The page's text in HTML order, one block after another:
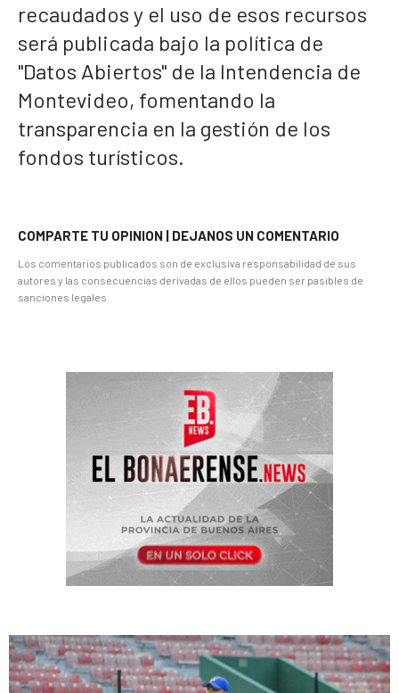
recaudados y el uso de esos recursos
será publicada bajo la política de
"Datos Abiertos" de la Intendencia de
Montevideo, fomentando la
transparencia en la gestión de los
fondos turísticos.
COMPARTE TU OPINION | DEJANOS UN COMENTARIO
Los comentarios publicados son de exclusiva responsabilidad de sus
autores y las consecuencias derivadas de ellos pueden ser pasibles de
sanciones legales.